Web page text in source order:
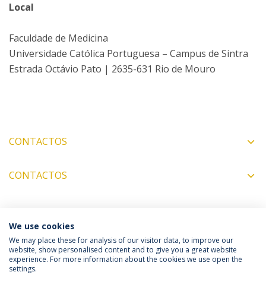
Local
Faculdade de Medicina
Universidade Católica Portuguesa – Campus de Sintra
Estrada Octávio Pato | 2635-631 Rio de Mouro
CONTACTOS
CONTACTOS
COORDENADORES
Política de Privacidade
Termos & Condições
We use cookies
We may place these for analysis of our visitor data, to improve our
website, show personalised content and to give you a great website
experience. For more information about the cookies we use open the
settings.